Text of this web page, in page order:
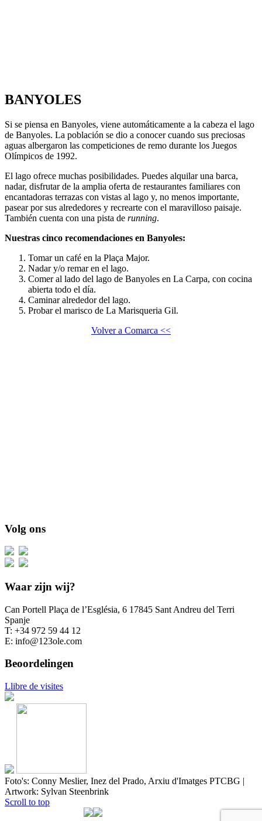
BANYOLES
Si se piensa en Banyoles, viene automáticamente a la cabeza el lago
de Banyoles. La población se dio a conocer cuando sus preciosas
aguas albergaron las competiciones de remo durante los Juegos
Olímpicos de 1992.
El lago ofrece muchas posibilidades. Puedes alquilar una barca,
nadar, disfrutar de la amplia oferta de restaurantes familiares con
encantadoras terrazas con vistas al lago y, no menos importante,
pasear por sus alrededores y recrearte con el maravilloso paisaje.
También cuenta con una pista de running.
Nuestras cinco recomendaciones en Banyoles:
Tomar un café en la Plaça Major.
Nadar y/o remar en el lago.
Comer al lado del lago de Banyoles en La Carpa, con cocina
abierta todo el día.
Caminar alrededor del lago.
Probar el marisco de La Marisqueria Gil.
Volver a Comarca <<
Volg ons
Waar zijn wij?
Can Portell Plaça de l’Església, 6 17845 Sant Andreu del Terri
Spanje
T: +34 972 59 44 12
E: info@123ole.com
Beoordelingen
Llibre de visites
Foto's: Conny Meslier, Inez del Prado, Arxiu d'Imatges PTCBG |
Artwork: Sylvan Steenbrink
Scroll to top